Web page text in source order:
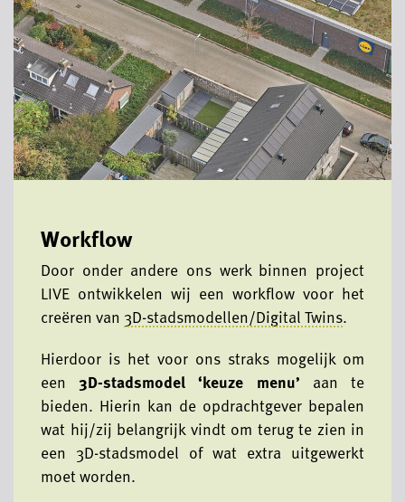
Workflow
Door onder andere ons werk binnen project
LIVE ontwikkelen wij een workflow voor het
creëren van 3D-stadsmodellen/Digital Twins.
Hierdoor is het voor ons straks mogelijk om
een3D-stadsmodel ‘keuze menu’ aan te
bieden. Hierin kan de opdrachtgever bepalen
wat hij/zij belangrijk vindt om terug te zien in
een 3D-stadsmodel of wat extra uitgewerkt
moet worden.